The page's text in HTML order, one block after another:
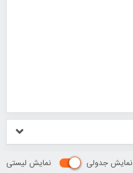
نمایش جدولی نمایش لیستی